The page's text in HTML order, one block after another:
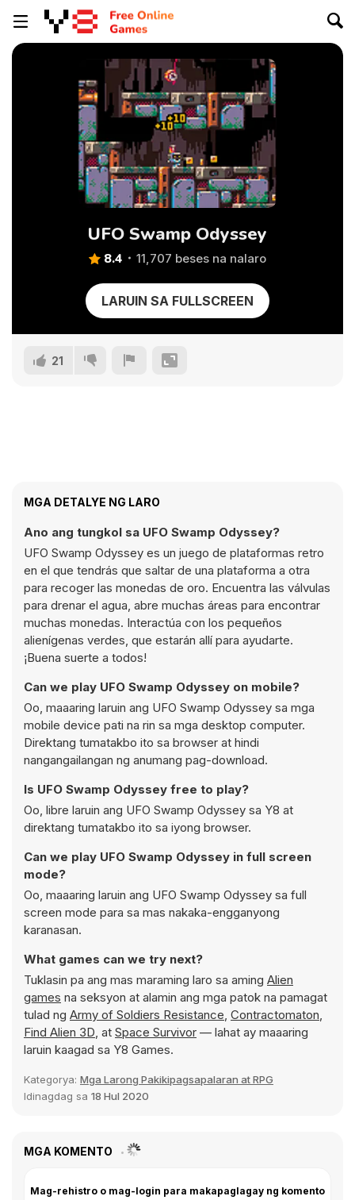
UFO Swamp Odyssey
8.4 11,707 beses na nalaro
LARUIN SA FULLSCREEN
21
MGA DETALYE NG LARO
Ano ang tungkol sa UFO Swamp Odyssey?
UFO Swamp Odyssey es un juego de plataformas retro
en el que tendrás que saltar de una plataforma a otra
para recoger las monedas de oro. Encuentra las válvulas
para drenar el agua, abre muchas áreas para encontrar
muchas monedas. Interactúa con los pequeños
alienígenas verdes, que estarán allí para ayudarte.
¡Buena suerte a todos!
Can we play UFO Swamp Odyssey on mobile?
Oo, maaaring laruin ang UFO Swamp Odyssey sa mga
mobile device pati na rin sa mga desktop computer.
Direktang tumatakbo ito sa browser at hindi
nangangailangan ng anumang pag-download.
Is UFO Swamp Odyssey free to play?
Oo, libre laruin ang UFO Swamp Odyssey sa Y8 at
direktang tumatakbo ito sa iyong browser.
Can we play UFO Swamp Odyssey in full screen
mode?
Oo, maaaring laruin ang UFO Swamp Odyssey sa full
screen mode para sa mas nakaka-engganyong
karanasan.
What games can we try next?
Tuklasin pa ang mas maraming laro sa aming Alien
games na seksyon at alamin ang mga patok na pamagat
tulad ng Army of Soldiers Resistance, Contractomaton,
Find Alien 3D, at Space Survivor — lahat ay maaaring
laruin kaagad sa Y8 Games.
Kategorya: Mga Larong Pakikipagsapalaran at RPG
Idinagdag sa 18 Hul 2020
MGA KOMENTO
Mag-rehistro o mag-login para makapaglagay ng komento